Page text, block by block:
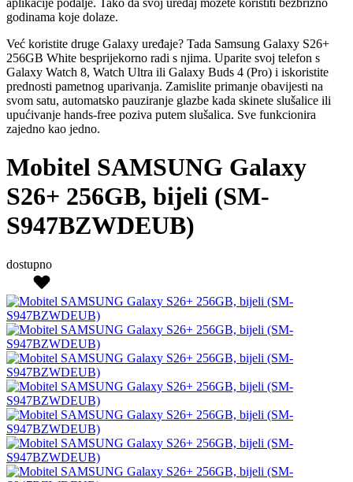
godinama koje dolaze.
Već koristite druge Galaxy uređaje? Tada Samsung Galaxy S26+
256GB White besprijekorno radi s njima. Uparite svoj telefon s
Galaxy Watch 8, Watch Ultra ili Galaxy Buds 4 (Pro) i iskoristite
prednosti pametnog uparivanja. Zamislite primanje obavijesti na
svom satu, automatsko pauziranje glazbe kada skinete slušalice ili
upućivanje hands-free poziva putem slušalica. Sve funkcionira
zajedno kao jedno.
Mobitel SAMSUNG Galaxy
S26+ 256GB, bijeli (SM-
S947BZWDEUB)
dostupno